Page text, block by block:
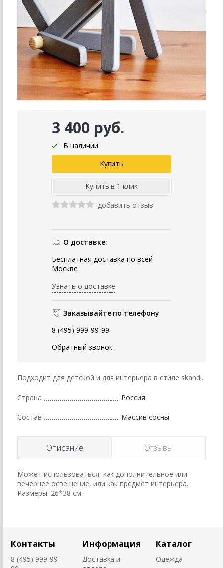
3 400 руб.
В наличии
добавить отзыв
О доставке:
Бесплатная доставка по всей
Москве
Узнать о доставке
Заказывайте по телефону
8 (495) 999-99-99
Обратный звонок
Подходит для детской и для интерьера в стиле skandi.
Страна Россия
Состав Массив сосны
Описание Отзывы
Может использоваться, как дополнительное или
вечернее освещение, или как предмет интерьера.
Размеры: 26*38 см
Контакты
8 (495) 999-99-
Информация
Доставка и
Каталог
Одежда